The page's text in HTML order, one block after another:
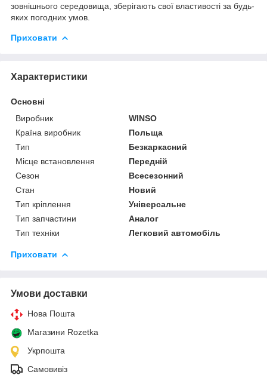
зовнішнього середовища, зберігають свої властивості за будь-
яких погодних умов.
Приховати
Характеристики
Основні
Виробник
WINSO
Країна виробник
Польща
Тип
Безкаркасний
Місце встановлення
Передній
Сезон
Всесезонний
Стан
Новий
Тип кріплення
Універсальне
Тип запчастини
Аналог
Тип техніки
Легковий автомобіль
Приховати
Умови доставки
Нова Пошта
Магазини Rozetka
Укрпошта
Самовивіз